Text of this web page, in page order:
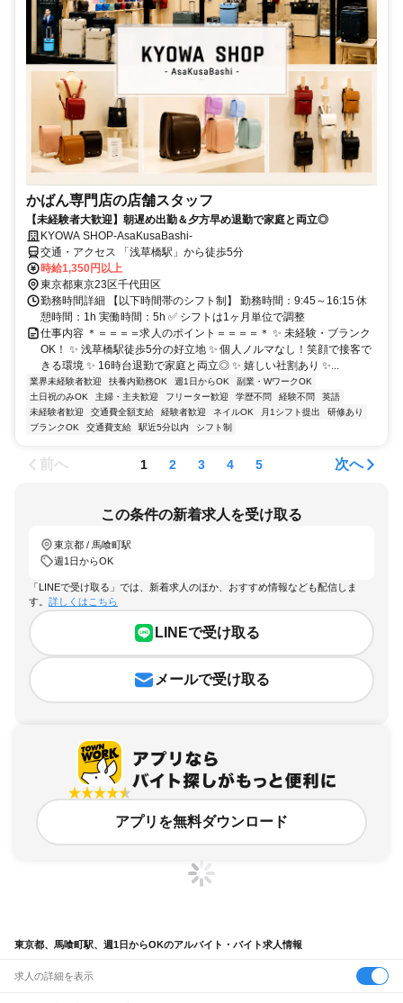
かばん専門店の店舗スタッフ
【未経験者大歓迎】朝遅め出勤＆夕方早め退勤で家庭と両立◎
KYOWA SHOP-AsaKusaBashi-
交通・アクセス 「浅草橋駅」から徒歩5分
時給1,350円以上
東京都東京23区千代田区
勤務時間詳細 【以下時間帯のシフト制】 勤務時間：9:45～16:15 休
憩時間：1h 実働時間：5h ✅ シフトは1ヶ月単位で調整
仕事内容 ＊＝＝＝＝求人のポイント＝＝＝＝＊ ✨ 未経験・ブランク
OK！ ✨ 浅草橋駅徒歩5分の好立地 ✨ 個人ノルマなし！笑顔で接客で
きる環境 ✨ 16時台退勤で家庭と両立◎ ✨ 嬉しい社割あり ✨...
業界未経験者歓迎 扶養内勤務OK 週1日からOK
副業・WワークOK
土日祝のみOK
主婦・主夫歓迎 フリーター歓迎 学歴不問 経験不問
英語
未経験者歓迎
交通費全額支給 経験者歓迎 ネイルOK 月1シフト提出
研修あり
ブランクOK
交通費支給 駅近5分以内 シフト制
前へ 1 2 3 4 5 次へ
この条件の新着求人を受け取る
東京都 / 馬喰町駅
週1日からOK
「LINEで受け取る」では、新着求人のほか、おすすめ情報なども配信しま
す。 詳しくはこちら
LINEで受け取る
メールで受け取る
アプリを無料ダウンロード
東京都、馬喰町駅、週1日からOKのアルバイト・バイト求人情報
求人の詳細を表示